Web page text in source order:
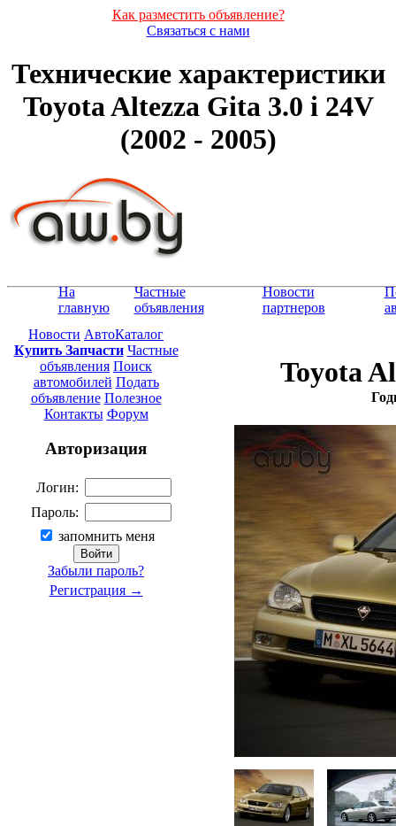
Как разместить объявление?
Связаться с нами
Технические характеристики
Toyota Altezza Gita 3.0 i 24V
(2002 - 2005)
На
главную
Частные
объявления
Новости
партнеров
Новости АвтоКаталог
Купить Запчасти Частные
объявления Поиск
автомобилей Подать
объявление Полезное
Контакты Форум
Авторизация
Логин:
Пароль:
запомнить меня
Забыли пароль?
Регистрация →
Toyota